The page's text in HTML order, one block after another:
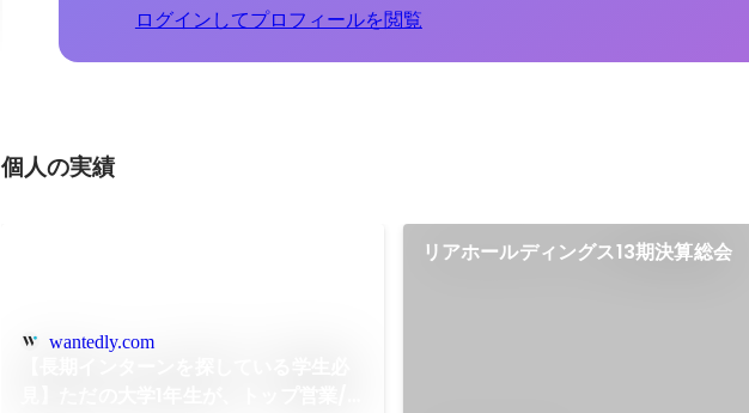
ログインしてプロフィールを閲覧
個人の実績
wantedly.com
リアホールディングス13期決算総会